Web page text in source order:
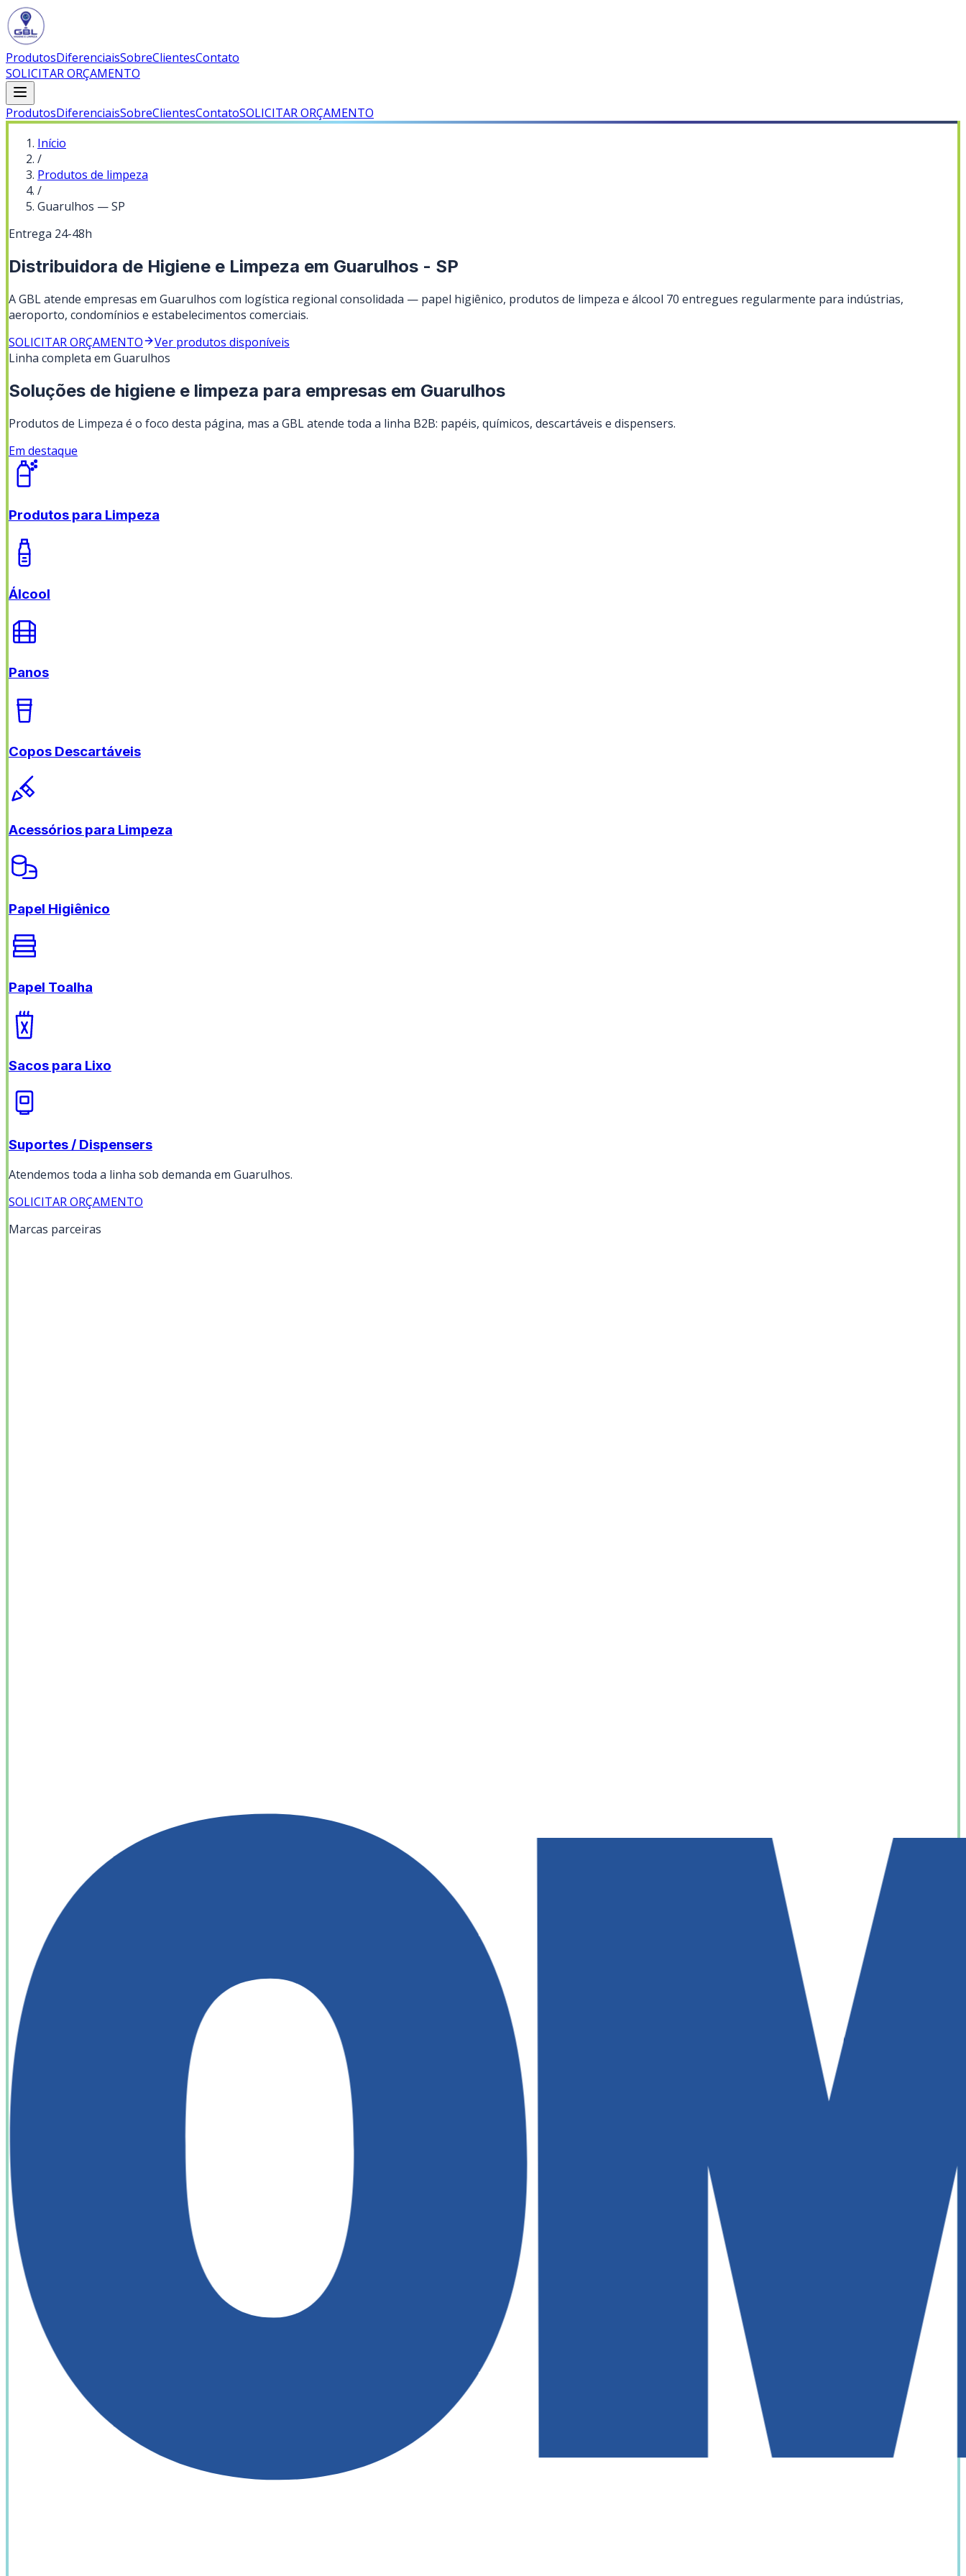
ProdutosDiferenciaisSobreClientesContato
SOLICITAR ORÇAMENTO
ProdutosDiferenciaisSobreClientesContatoSOLICITAR ORÇAMENTO
Início
/
Produtos de limpeza
/
Guarulhos —SP
Entrega 24-48h
Distribuidora de Higiene e Limpeza em Guarulhos - SP
A GBL atende empresas em Guarulhos com logística regional consolidada — papel higiênico, produtos de limpeza e álcool 70 entregues regularmente para indústrias,
aeroporto, condomínios e estabelecimentos comerciais.
SOLICITAR ORÇAMENTO
Ver produtos disponíveis
Linha completa em Guarulhos
Soluções de higiene e limpeza para empresas em Guarulhos
Produtos de Limpeza é o foco desta página, mas a GBL atende toda a linha B2B: papéis, químicos, descartáveis e dispensers.
Em destaque
Produtos para Limpeza
Álcool
Panos
Copos Descartáveis
Acessórios para Limpeza
Papel Higiênico
Papel Toalha
Sacos para Lixo
Suportes / Dispensers
Atendemos toda a linha sob demanda em Guarulhos.
SOLICITAR ORÇAMENTO
Marcas parceiras